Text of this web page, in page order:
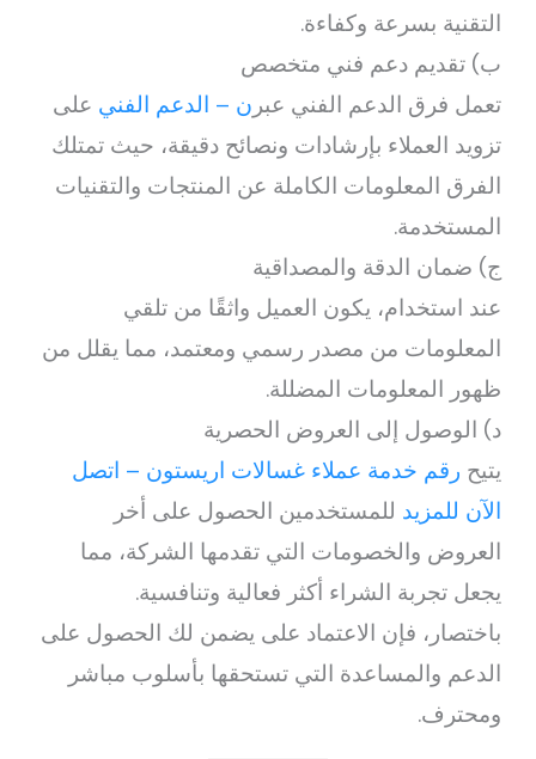
التقنية بسرعة وكفاءة.
ب) تقديم دعم فني متخصص
تعمل فرق الدعم الفني عبر ن – الدعم الفني على
تزويد العملاء بإرشادات ونصائح دقيقة، حيث تمتلك
الفرق المعلومات الكاملة عن المنتجات والتقنيات
المستخدمة.
ج) ضمان الدقة والمصداقية
عند استخدام، يكون العميل واثقًا من تلقي
المعلومات من مصدر رسمي ومعتمد، مما يقلل من
ظهور المعلومات المضللة.
د) الوصول إلى العروض الحصرية
يتيح رقم خدمة عملاء غسالات اريستون – اتصل
الآن للمزيد للمستخدمين الحصول على أخر
العروض والخصومات التي تقدمها الشركة، مما
يجعل تجربة الشراء أكثر فعالية وتنافسية.
باختصار، فإن الاعتماد على يضمن لك الحصول على
الدعم والمساعدة التي تستحقها بأسلوب مباشر
ومحترف.